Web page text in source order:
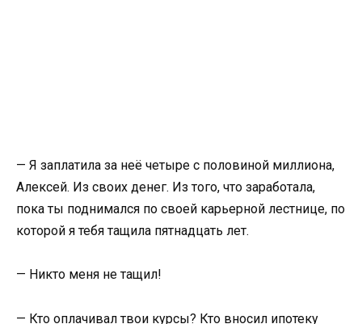
— Я заплатила за неё четыре с половиной миллиона,
Алексей. Из своих денег. Из того, что заработала,
пока ты поднимался по своей карьерной лестнице, по
которой я тебя тащила пятнадцать лет.
— Никто меня не тащил!
— Кто оплачивал твои курсы? Кто вносил ипотеку